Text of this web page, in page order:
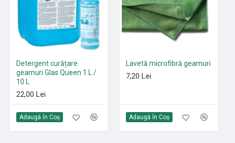
Set 10 saci textili 9 L
HEPA13 Sprintus FLOORY,
T11 EVO, MAXIMUS HEPA,
ERA EVO, ERA TEC
105,00 Lei
Detergent curățare
geamuri Glas Queen 1 L /
10 L
22,00 Lei
Adaugă în Coş
Lavetă microfibră geamuri
7,20 Lei
Adaugă în Coş